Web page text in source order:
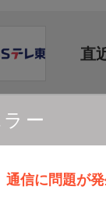
ラー
通信に問題が
直